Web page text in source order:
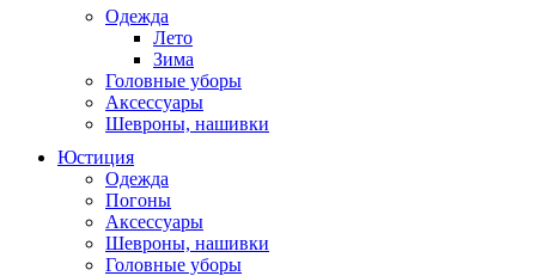
Одежда
Лето
Зима
Головные уборы
Аксессуары
Шевроны, нашивки
Юстиция
Одежда
Погоны
Аксессуары
Шевроны, нашивки
Головные уборы